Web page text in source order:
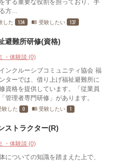
する重要な役割を担っており、手
方...
した 134 menu_book 受験したい 137
避難所研修(資格)
・体験談 (0)
ンクルーシブコミュニティ協会 福
ターでは、借り上げ福祉避難所に
資格を提供しています。「従業員
管理者専門研修」があります。
験した 0 menu_book 受験したい 1
ストラクター(R)
・体験談 (0)
についての知識を踏まえた上で、